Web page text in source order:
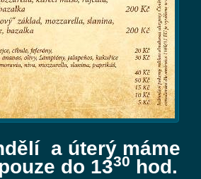
a úterý máme
do 1330 hod.